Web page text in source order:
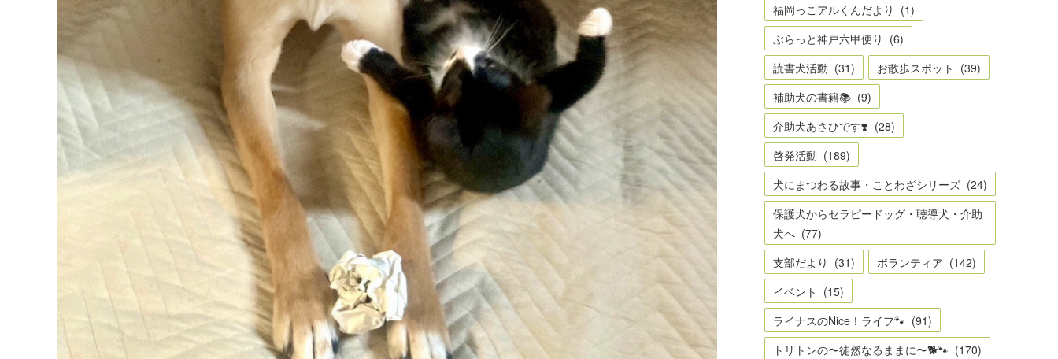
福岡っこアルくんだより (1)
ぶらっと神戸六甲便り (6)
読書犬活動 (31) お散歩スポット (39)
補助犬の書籍📚 (9)
介助犬あさひです❣️ (28)
啓発活動 (189)
犬にまつわる故事・ことわざシリーズ (24)
保護犬からセラピードッグ・聴導犬・介助
犬へ (77)
支部だより (31) ボランティア (142)
イベント (15)
ライナスのNice！ライフ🐾 (91)
トリトンの〜徒然なるままに〜🐕🐾 (170)